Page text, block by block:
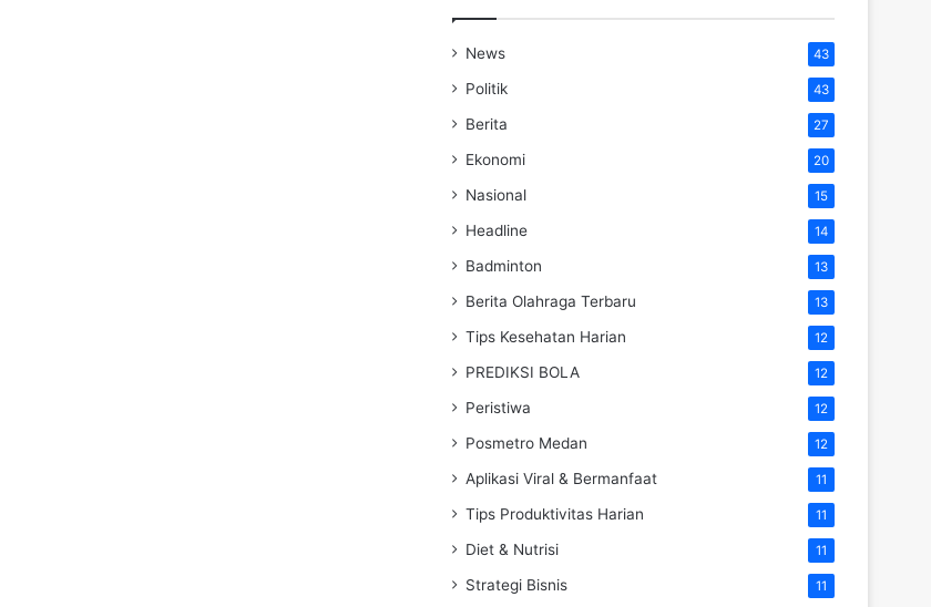
News 43
Politik 43
Berita 27
Ekonomi 20
Nasional 15
Headline 14
Badminton 13
Berita Olahraga Terbaru 13
Tips Kesehatan Harian 12
PREDIKSI BOLA 12
Peristiwa 12
Posmetro Medan 12
Aplikasi Viral & Bermanfaat 11
Tips Produktivitas Harian 11
Diet & Nutrisi 11
Strategi Bisnis 11